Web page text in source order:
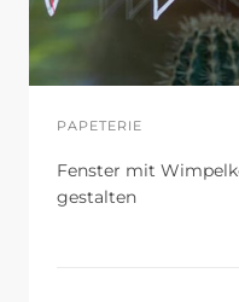
PAPETERIE
Fenster mit
gestalten